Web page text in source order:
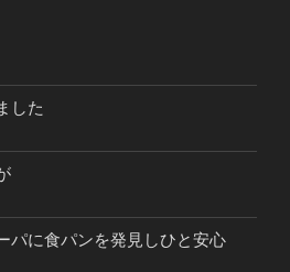
した
に食パンを発見しひと安心